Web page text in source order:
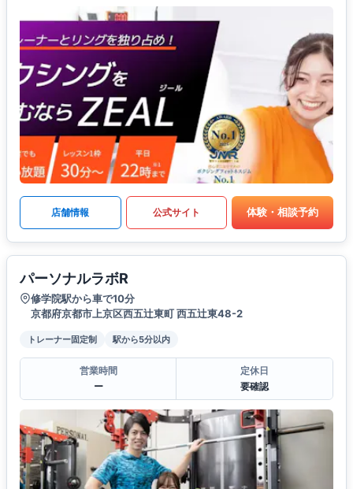
店舗情報 公式サイト 体験・相談予約
パーソナルラボR
修学院駅から車で10分
京都府京都市上京区西五辻東町 西五辻東48-2
トレーナー固定制 駅から5分以内
営業時間
ー
定休日
要確認